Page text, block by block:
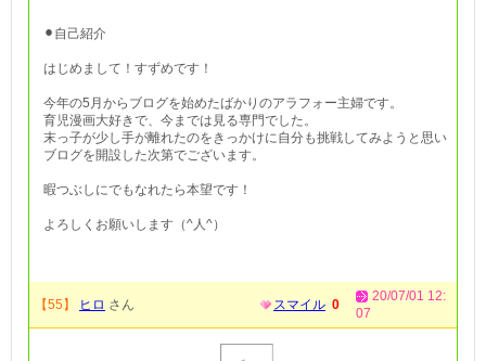
⚫︎自己紹介
はじめまして！すずめです！
今年の5月からブログを始めたばかりのアラフォー主婦です。
育児漫画大好きで、今までは見る専門でした。
末っ子が少し手が離れたのをきっかけに自分も挑戦してみようと思い
ブログを開設した次第でございます。
暇つぶしにでもなれたら本望です！
よろしくお願いします（^人^）
【55】 ヒロ さん スマイル 0
20/07/01 12:
07